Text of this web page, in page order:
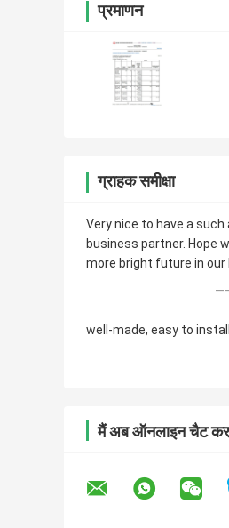
प्रमाणन
ग्राहक समीक्षा
Very nice to have a such
business partner. Hope
more bright future in our
well-made, easy to install
मैं अब ऑनलाइन चैट कर